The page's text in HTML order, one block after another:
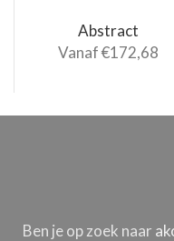
Abstract
Vanaf€172,68
Ben je op zoek naar